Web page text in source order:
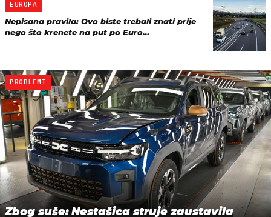
EUROPA
Nepisana pravila: Ovo biste trebali znati prije
nego što krenete na put po Euro…
PROBLEMI
Zbog suše: Nestašica struje zaustavila